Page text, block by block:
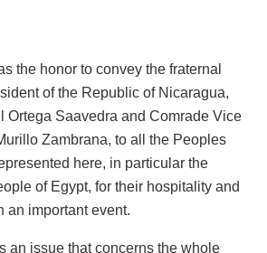
the honor to convey the fraternal
of the Republic of Nicaragua,
Ortega Saavedra and Comrade Vice
Zambrana, to all the Peoples
here, in particular the
of Egypt, for their hospitality and
an important event.
an issue that concerns the whole